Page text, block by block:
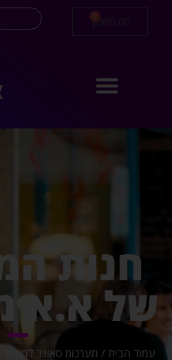
0
חנות
של א.א
עמוד הבית / מערכות סאונד